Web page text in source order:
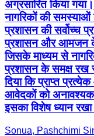
अग्रसारित किया
नागरिकों की समस्याओं
प्रशासन की सर्वोच्च
प्रशासन और आमजन के
जिसके माध्यम से
प्रशासन के समक्ष रख
दिया कि प्राप्त
आवेदकों को अनावश्यक
इसका विशेष ध्यान रखा
Sonua, Pashchimi